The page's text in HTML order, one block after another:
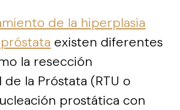
de la hiperplasia
existen diferentes
la resección
la Próstata (RTU o
prostática con